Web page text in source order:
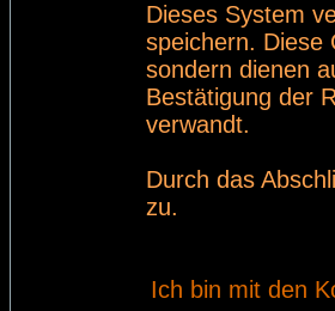
Dieses System
speichern. Diese
sondern dienen
Bestätigung der
verwandt.
Durch das
zu.
Ich bin mit den